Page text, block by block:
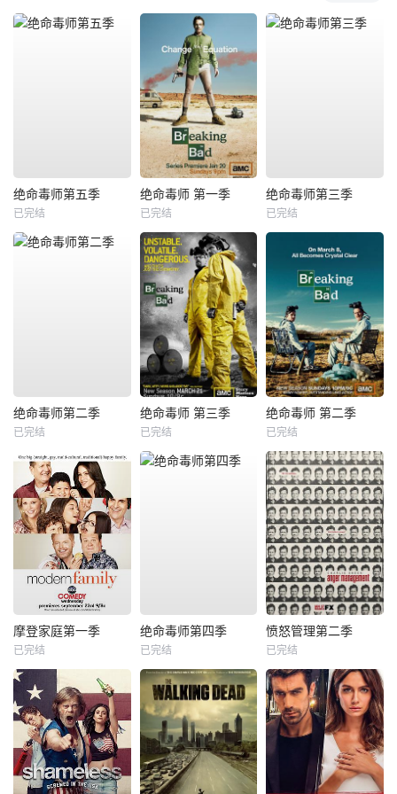
绝命毒师第五季
已完结
绝命毒师 第一季
已完结
绝命毒师第三季
已完结
绝命毒师第二季
已完结
绝命毒师 第三季
已完结
绝命毒师 第二季
已完结
摩登家庭第一季
已完结
绝命毒师第四季
已完结
愤怒管理第二季
已完结